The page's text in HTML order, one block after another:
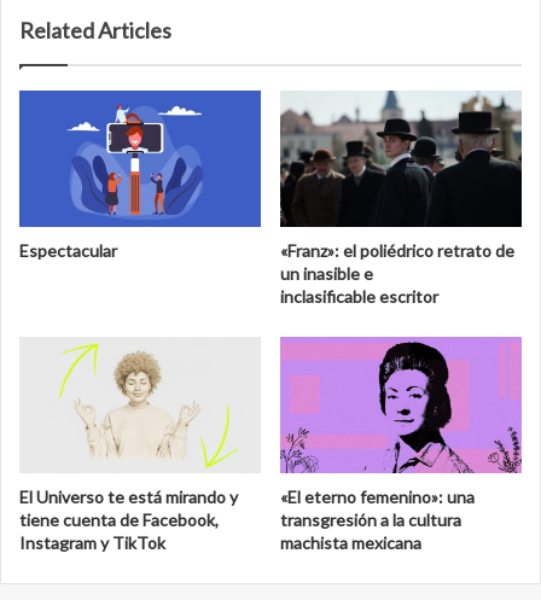
Related Articles
Espectacular
«Franz»: el poliédrico retrato de
un inasible e
inclasificable escritor
El Universo te está mirando y
tiene cuenta de Facebook,
Instagram y TikTok
«El eterno femenino»: una
transgresión a la cultura
machista mexicana